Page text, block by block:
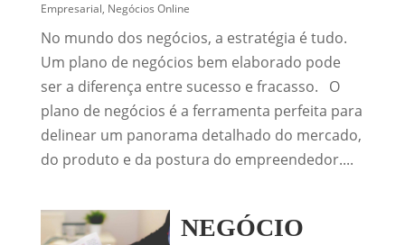
Empresarial, Negócios Online
No mundo dos negócios, a estratégia é tudo.
Um plano de negócios bem elaborado pode
ser a diferença entre sucesso e fracasso. O
plano de negócios é a ferramenta perfeita para
delinear um panorama detalhado do mercado,
do produto e da postura do empreendedor....
NEGÓCIO